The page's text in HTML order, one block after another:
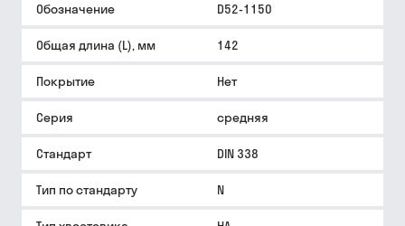
Обозначение D52-1150
Общая длина (L), мм 142
Покрытие Нет
Серия средняя
Стандарт DIN 338
Тип по стандарту N